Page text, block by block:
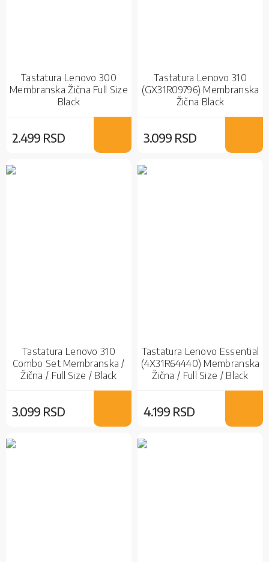
Tastatura Lenovo 300
Membranska Žična Full Size
Black
2.499 RSD
Tastatura Lenovo 310
(GX31R09796) Membranska
Žična Black
3.099 RSD
Tastatura Lenovo 310
Combo Set Membranska /
Žična / Full Size / Black
3.099 RSD
Tastatura Lenovo Essential
(4X31R64440) Membranska
Žična / Full Size / Black
4.199 RSD